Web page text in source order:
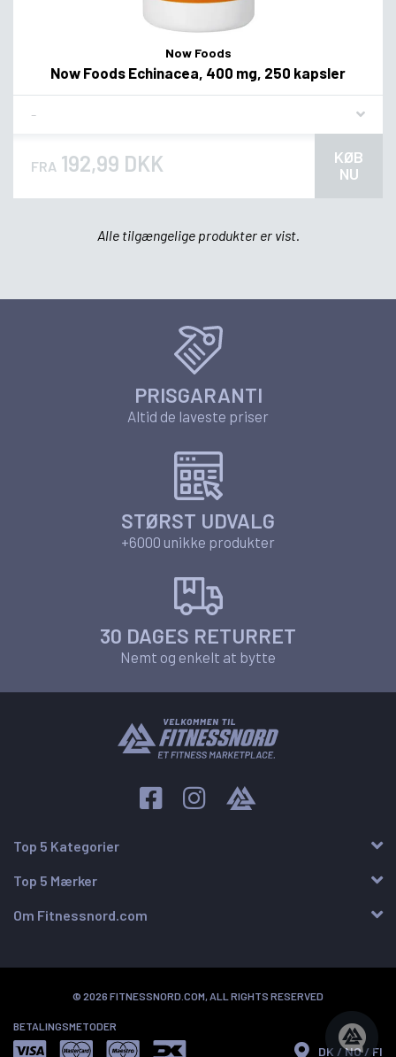
Now Foods
Now Foods Echinacea, 400 mg, 250 kapsler
FRA 192,99 DKK
KØB
NU
Alle tilgængelige produkter er vist.
PRISGARANTI
Altid de laveste priser
STØRST UDVALG
+6000 unikke produkter
30 DAGES RETURRET
Nemt og enkelt at bytte
Top 5 Kategorier
Top 5 Mærker
Om Fitnessnord.com
© 2026 FITNESSNORD.COM, ALL RIGHTS RESERVED
BETALINGSMETODER
DK / NO / FI